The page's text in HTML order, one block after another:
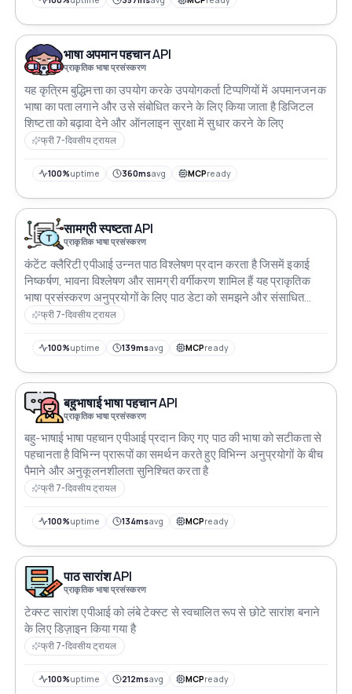
भाषा अपमान पहचान API
प्राकृतिक भाषा प्रसंस्करण
यह कृत्रिम बुद्धिमत्ता का उपयोग करके उपयोगकर्ता टिप्पणियों में अपमानजनक
भाषा का पता लगाने और उसे संबोधित करने के लिए किया जाता है डिजिटल
शिष्टता को बढ़ावा देने और ऑनलाइन सुरक्षा में सुधार करने के लिए
फ्री 7-दिवसीय ट्रायल
100%uptime 360msavg MCPready
सामग्री स्पष्टता API
प्राकृतिक भाषा प्रसंस्करण
कंटेंट क्लैरिटी एपीआई उन्नत पाठ विश्लेषण प्रदान करता है जिसमें इकाई
निष्कर्षण, भावना विश्लेषण और सामग्री वर्गीकरण शामिल हैं यह प्राकृतिक
भाषा प्रसंस्करण अनुप्रयोगों के लिए पाठ डेटा को समझने और संसाधित
करने में सक्षम बनाता है
फ्री 7-दिवसीय ट्रायल
100%uptime 139msavg MCPready
बहुभाषाई भाषा पहचान API
प्राकृतिक भाषा प्रसंस्करण
बहु-भाषाई भाषा पहचान एपीआई प्रदान किए गए पाठ की भाषा को सटीकता से
पहचानता है विभिन्न प्रारूपों का समर्थन करते हुए विभिन्न अनुप्रयोगों के बीच
पैमाने और अनुकूलनशीलता सुनिश्चित करता है
फ्री 7-दिवसीय ट्रायल
100%uptime 134msavg MCPready
पाठ सारांश API
प्राकृतिक भाषा प्रसंस्करण
टेक्स्ट सारांश एपीआई को लंबे टेक्स्ट से स्वचालित रूप से छोटे सारांश बनाने
के लिए डिज़ाइन किया गया है
फ्री 7-दिवसीय ट्रायल
100%uptime 212msavg MCPready